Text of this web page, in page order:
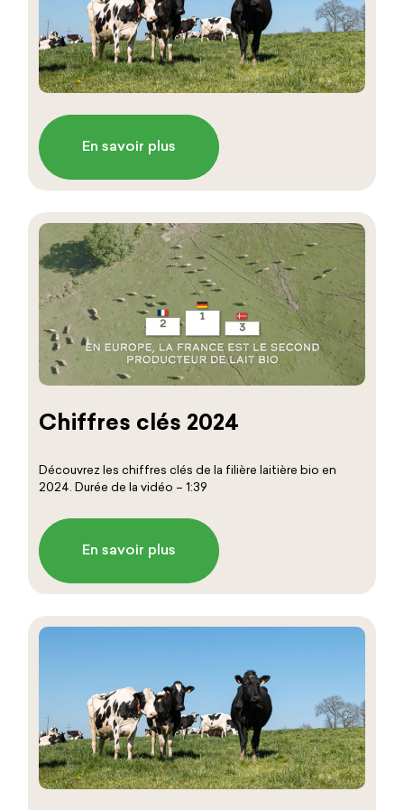
En savoir plus
Chiffres clés 2024
Découvrez les chiffres clés de la filière laitière bio en
2024. Durée de la vidéo – 1:39
En savoir plus